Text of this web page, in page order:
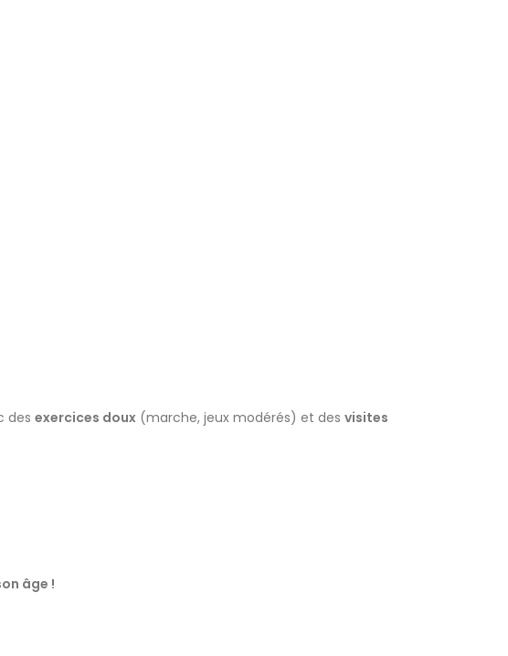
des exercices doux (marche, jeux modérés) et des visites
âge !